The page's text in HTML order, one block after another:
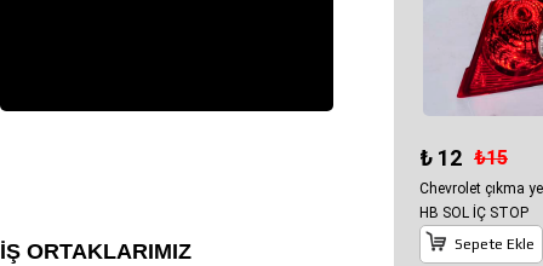
İŞ ORTAKLARIMIZ
₺ 12 ₺15
Chevrolet çıkma
HB SOL İÇ STOP
Sepete Ekle